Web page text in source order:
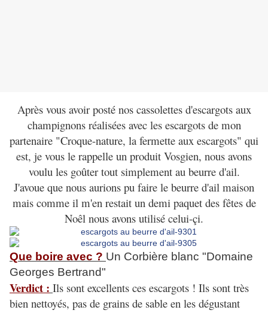
Après vous avoir posté nos cassolettes d'escargots aux
champignons réalisées avec les escargots de mon
partenaire "Croque-nature, la fermette aux escargots" qui
est, je vous le rappelle un produit Vosgien, nous avons
voulu les goûter tout simplement au beurre d'ail.
J'avoue que nous aurions pu faire le beurre d'ail maison
mais comme il m'en restait un demi paquet des fêtes de
Noêl nous avons utilisé celui-çi.
Que boire avec ? Un Corbière blanc "Domaine
Georges Bertrand"
Verdict : Ils sont excellents ces escargots ! Ils sont très
bien nettoyés, pas de grains de sable en les dégustant